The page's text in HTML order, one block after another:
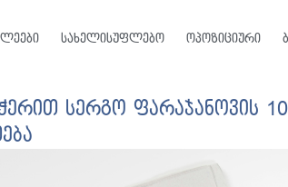
სახელისუფლებო ოპოზიციური
სერგო ფარაჯანოვის